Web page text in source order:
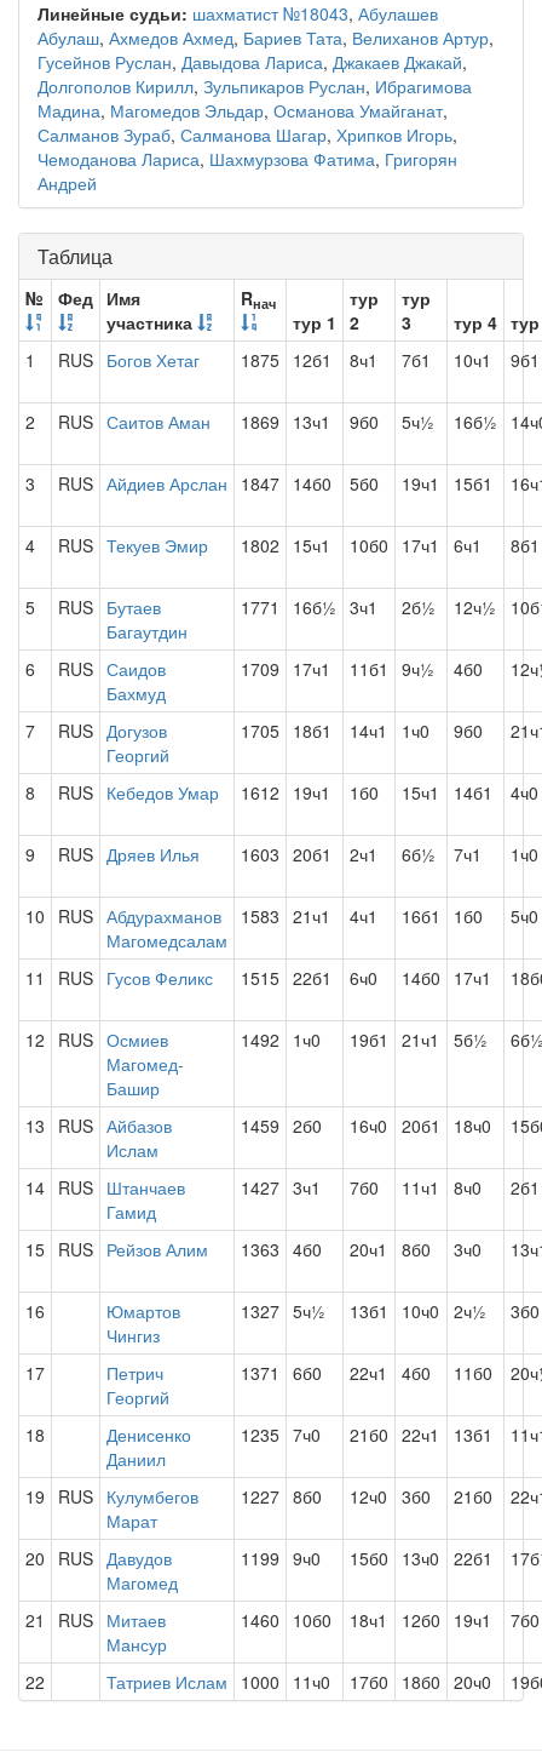
Линейные судьи: шахматист №18043, Абулашев
Абулаш, Ахмедов Ахмед, Бариев Тата, Велиханов Артур,
Гусейнов Руслан, Давыдова Лариса, Джакаев Джакай,
Долгополов Кирилл, Зульпикаров Руслан, Ибрагимова
Мадина, Магомедов Эльдар, Османова Умайганат,
Салманов Зураб, Салманова Шагар, Хрипков Игорь,
Чемоданова Лариса, Шахмурзова Фатима, Григорян
Андрей
Таблица
№ Фед Имя
участника
Rнач
тур 1
тур
2
тур
3
тур 4
1
RUS Богов Хетаг 1875 12б1 8ч1 7б1 10ч1 9б1
2 RUS Саитов Аман 1869 13ч1 9б0 5ч½ 16б½
3 RUS Айдиев Арслан 1847 14б0 5б0 19ч1 15б1
4 RUS Текуев Эмир 1802 15ч1 10б0 17ч1 6ч1 8б1
5 RUS Бутаев
Багаутдин
1771 16б½ 3ч1 2б½ 12ч½
6 RUS Саидов
Бахмуд
1709 17ч1 11б1 9ч½ 4б0
7 RUS Догузов
Георгий
1705 18б1 14ч1 1ч0 9б0
8 RUS Кебедов Умар 1612 19ч1 1б0 15ч1 14б1 4ч0
9 RUS Дряев Илья 1603 20б1 2ч1 6б½ 7ч1 1ч0
10 RUS Абдурахманов
Магомедсалам
1583 21ч1 4ч1 16б1 1б0 5ч0
11 RUS Гусов Феликс 1515 22б1 6ч0 14б0 17ч1
12 RUS Осмиев
Магомед-
Башир
1492 1ч0 19б1 21ч1 5б½
13 RUS Айбазов
Ислам
1459 2б0 16ч0 20б1 18ч0
14 RUS Штанчаев
Гамид
1427 3ч1 7б0 11ч1 8ч0 2б1
15 RUS Рейзов Алим 1363 4б0 20ч1 8б0 3ч0
16
Юмартов
Чингиз
1327 5ч½ 13б1 10ч0 2ч½ 3б0
17
Петрич
Георгий
1371 6б0 22ч1 4б0 11б0
18
Денисенко
Даниил
1235 7ч0 21б0 22ч1 13б1
19 RUS Кулумбегов
Марат
1227 8б0 12ч0 3б0 21б0
20 RUS Давудов
Магомед
1199 9ч0 15б0 13ч0 22б1
21 RUS Митаев
Мансур
1460 10б0 18ч1 12б0 19ч1 7б0
22 Татриев Ислам 1000 11ч0 17б0 18б0 20ч0